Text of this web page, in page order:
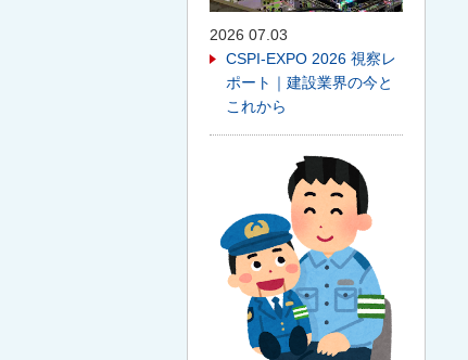
2026 07.03
CSPI-EXPO 2026 視察レ
ポート｜建設業界の今と
これから